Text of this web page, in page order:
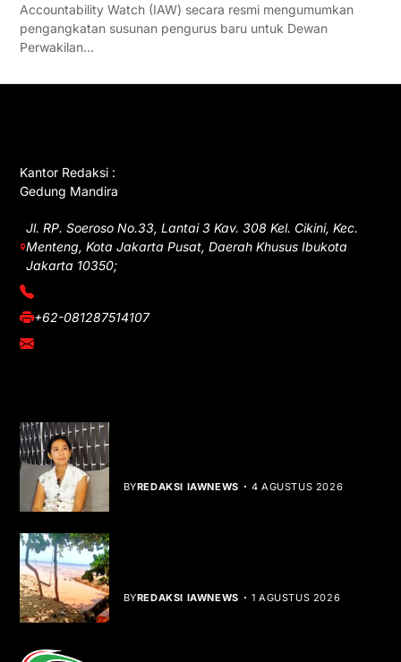
Accountability Watch (IAW) secara resmi mengumumkan
pengangkatan susunan pengurus baru untuk Dewan
Perwakilan…
Kantor Redaksi :
Gedung Mandira
Jl. RP. Soeroso No.33, Lantai 3 Kav. 308 Kel. Cikini, Kec.
Menteng, Kota Jakarta Pusat, Daerah Khusus Ibukota
Jakarta 10350;
(021) 3908026
+62-081287514107
adm@iawnews.com
BYREDAKSI IAWNEWS 4 AGUSTUS 2026
BYREDAKSI IAWNEWS 1 AGUSTUS 2026